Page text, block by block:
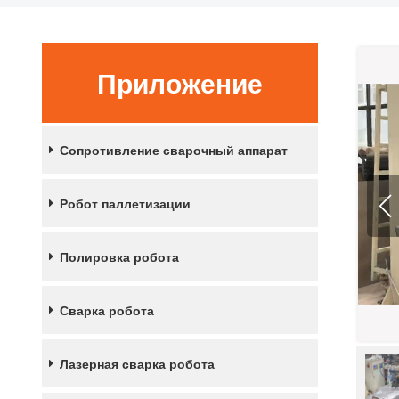
Приложение
Сопротивление сварочный аппарат
Робот паллетизации
Полировка робота
Сварка робота
Лазерная сварка робота